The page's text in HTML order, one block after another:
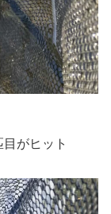
がヒット